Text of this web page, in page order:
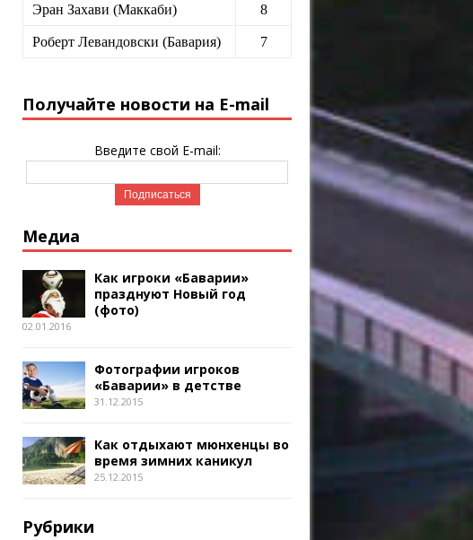
Эран Захави (Маккаби) 8
Роберт Левандовски (Бавария) 7
Получайте новости на E-mail
Введите свой E-mail:
Медиа
Как игроки «Баварии»
празднуют Новый год
(фото)
02.01.2016
Фотографии игроков
«Баварии» в детстве
31.12.2015
Как отдыхают мюнхенцы во
время зимних каникул
25.12.2015
Рубрики